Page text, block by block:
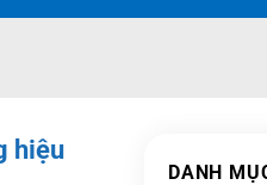
hiệu
DANH